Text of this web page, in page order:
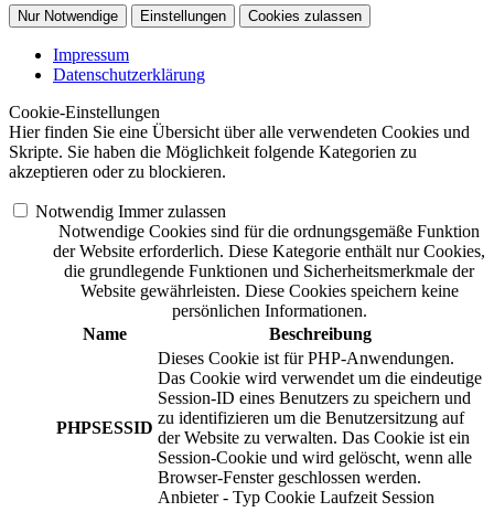
Nur Notwendige Einstellungen Cookies zulassen
Impressum
Datenschutzerklärung
Cookie-Einstellungen
Hier finden Sie eine Übersicht über alle verwendeten Cookies und
Skripte. Sie haben die Möglichkeit folgende Kategorien zu
akzeptieren oder zu blockieren.
Notwendig Immer zulassen
Notwendige Cookies sind für die ordnungsgemäße Funktion
der Website erforderlich. Diese Kategorie enthält nur Cookies,
die grundlegende Funktionen und Sicherheitsmerkmale der
Website gewährleisten. Diese Cookies speichern keine
persönlichen Informationen.
Name
Beschreibung
PHPSESSID
Dieses Cookie ist für PHP-Anwendungen.
Das Cookie wird verwendet um die eindeutige
Session-ID eines Benutzers zu speichern und
zu identifizieren um die Benutzersitzung auf
der Website zu verwalten. Das Cookie ist ein
Session-Cookie und wird gelöscht, wenn alle
Browser-Fenster geschlossen werden.
Anbieter - Typ Cookie Laufzeit Session